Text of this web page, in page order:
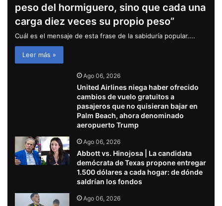
peso del hormiguero, sino que cada una
carga diez veces su propio peso”
Cuál es el mensaje de esta frase de la sabiduría popular....
Leer más »
Ago 06, 2026
United Airlines niega haber ofrecido
cambios de vuelo gratuitos a
pasajeros que no quisieran bajar en
Palm Beach, ahora denominado
aeropuerto Trump
Ago 06, 2026
Abbott vs. Hinojosa | La candidata
demócrata de Texas propone entregar
1.500 dólares a cada hogar: de dónde
saldrían los fondos
Ago 06, 2026